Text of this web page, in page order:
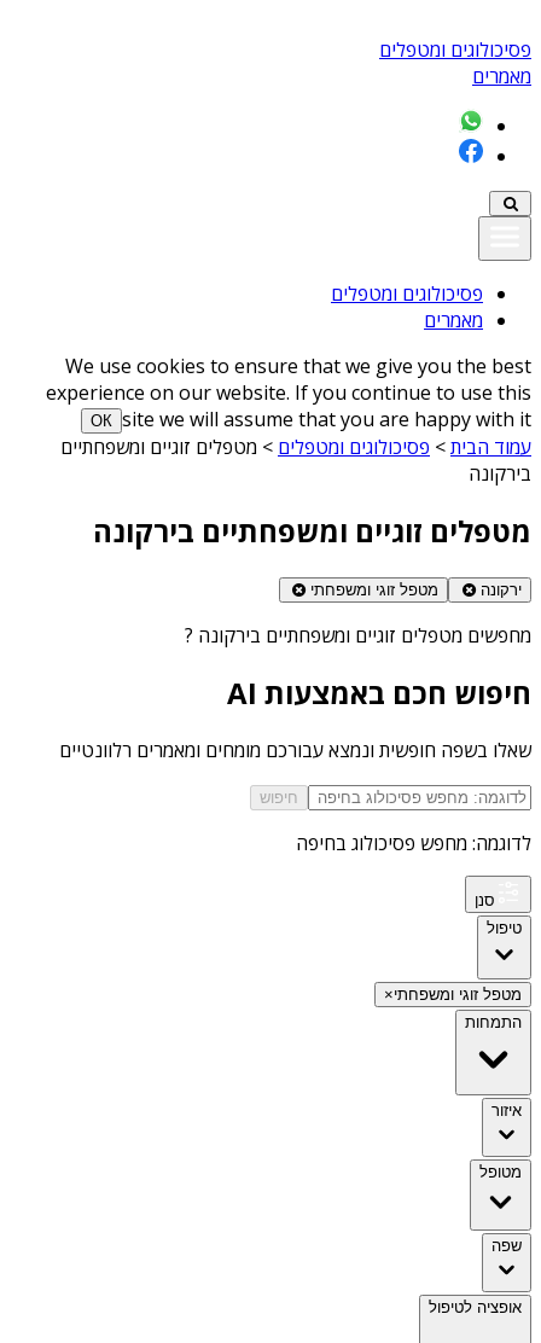
פסיכולוגים ומטפלים
מאמרים
פסיכולוגים ומטפלים
מאמרים
We use cookies to ensure that we give you the best
experience on our website. If you continue to use this
site we will assume that you are happy with it
ОК
עמוד הבית> פסיכולוגים ומטפלים > מטפלים זוגיים ומשפחתיים
בירקונה
מטפלים זוגיים ומשפחתיים בירקונה
ירקונה מטפל זוגי ומשפחתי
מחפשים מטפלים זוגיים ומשפחתיים בירקונה ?
חיפוש חכם באמצעות AI
שאלו בשפה חופשית ונמצא עבורכם מומחים ומאמרים רלוונטיים
חיפוש
לדוגמה: מחפש פסיכולוג בחיפה
סנן
טיפול
מטפל זוגי ומשפחתי×
התמחות
איזור
מטופל
שפה
אופציה לטיפול